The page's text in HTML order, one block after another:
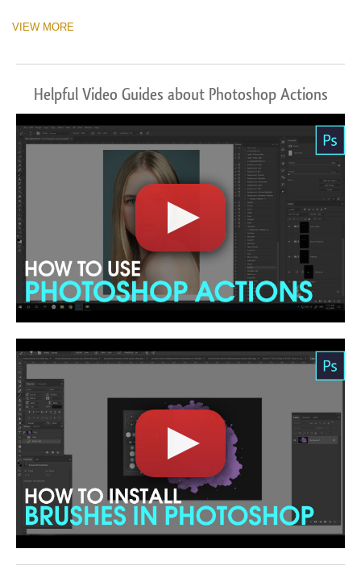
VIEW MORE
Helpful Video Guides about Photoshop Actions